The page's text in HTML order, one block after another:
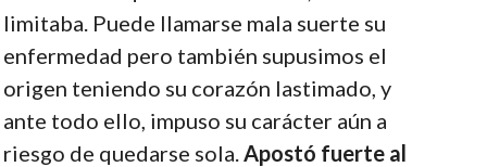
limitaba. Puede llamarse mala suerte su
enfermedad pero también supusimos el
origen teniendo su corazón lastimado, y
ante todo ello, impuso su carácter aún a
riesgo de quedarse sola. Apostó fuerte al